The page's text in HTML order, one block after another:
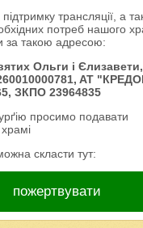
трансляції, а
потреб нашого
за такою адресою:
Ольги і
AT
ЗКПО 23964835
просимо подавати
скласти тут:
пожертвувати